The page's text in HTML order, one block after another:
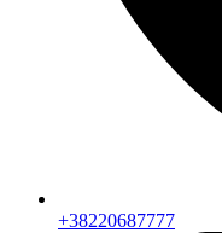
+38220687777